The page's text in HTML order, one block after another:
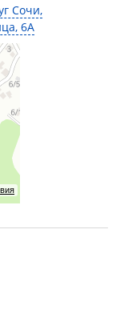
Сочи,
6А